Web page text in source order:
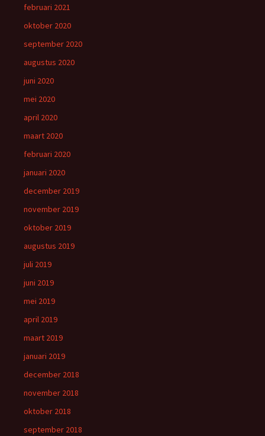
februari 2021
oktober 2020
september 2020
augustus 2020
juni 2020
mei 2020
april 2020
maart 2020
februari 2020
januari 2020
december 2019
november 2019
oktober 2019
augustus 2019
juli 2019
juni 2019
mei 2019
april 2019
maart 2019
januari 2019
december 2018
november 2018
oktober 2018
september 2018